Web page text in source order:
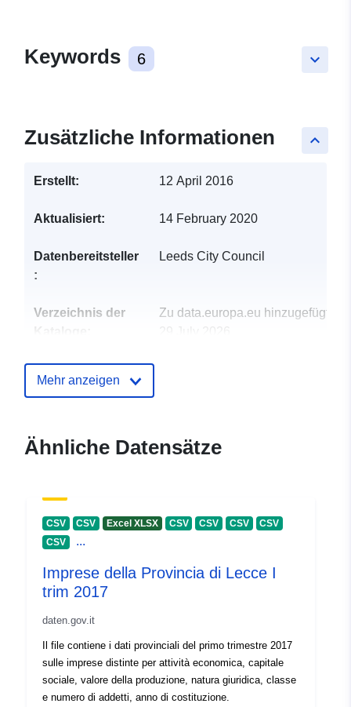
keyboard_arrow_down
Keywords 6
keyboard_arrow_up
Zusätzliche Informationen
Erstellt: 12 April 2016
Aktualisiert: 14 February 2020
Datenbereitsteller
:
Leeds City Council
Verzeichnis der
Kataloge:
Zu data.europa.eu hinzugefügt:
29 July 2026
fiction
Mehr anzeigen
Ähnliche Datensätze
CSV CSV Excel XLSX CSV CSV CSV
CSV
CSV
...
Imprese della Provincia di Lecce I
trim 2017
daten.gov.it
Il file contiene i dati provinciali del primo trimestre 2017
sulle imprese distinte per attività economica, capitale
sociale, valore della produzione, natura giuridica, classe
e numero di addetti, anno di costituzione.